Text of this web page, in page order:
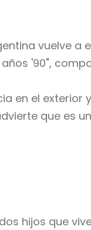
vuelve
'90",
en el exterior
que es
hijos que